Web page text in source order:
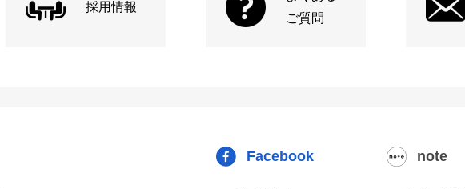
採用情報
ご質問
Facebook note